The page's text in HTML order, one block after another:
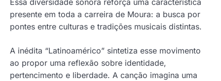
Essa diversidade sonora reforça uma característica
presente em toda a carreira de Moura: a busca por
pontes entre culturas e tradições musicais distintas.
A inédita “Latinoamérico” sintetiza esse movimento
ao propor uma reflexão sobre identidade,
pertencimento e liberdade. A canção imagina uma